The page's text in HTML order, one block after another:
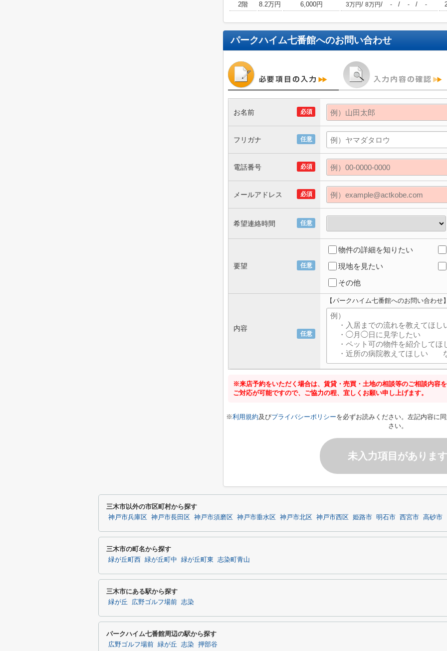
2階
8.2万円 6,000円 3万円/ 8万円/ - / - / -
パークハイム七番館へのお問い合わせ
必須
お名前
任意
フリガナ
必須
電話番号
必須
メールアドレス
任意
希望連絡時間
任意
要望
物件の詳細を知りたい
現地を見たい
その他
任意
内容
【パークハイム七番館へのお問い合わせ
※来店予約をいただく場合は、賃貸・売買・土地の相談等のご相談内容
ご対応が可能ですので、ご協力の程、宜しくお願い申し上げます。
※利用規約及びプライバシーポリシーを必ずお読みください。左記内容に
さい。
未入力項目があります
三木市以外の市区町村から探す
神戸市兵庫区 神戸市長田区 神戸市須磨区 神戸市垂水区 神戸市北区 神戸市西区 姫路市 明石市 西宮市 高砂市
三木市の町名から探す
緑が丘町西 緑が丘町中 緑が丘町東 志染町青山
三木市にある駅から探す
緑が丘 広野ゴルフ場前 志染
パークハイム七番館周辺の駅から探す
広野ゴルフ場前 緑が丘 志染 押部谷